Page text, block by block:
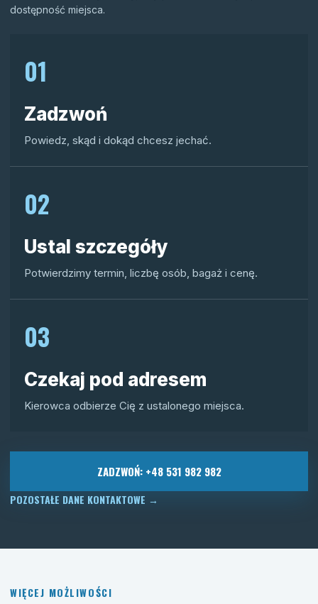
dostępność miejsca.
01
Zadzwoń
Powiedz, skąd i dokąd chcesz jechać.
02
Ustal szczegóły
Potwierdzimy termin, liczbę osób, bagaż i cenę.
03
Czekaj pod adresem
Kierowca odbierze Cię z ustalonego miejsca.
ZADZWOŃ: +48 531 982 982
POZOSTAŁE DANE KONTAKTOWE →
WIĘCEJ MOŻLIWOŚCI